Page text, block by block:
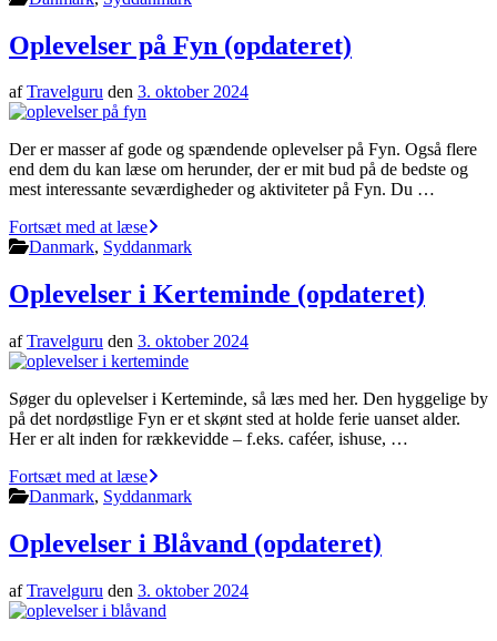
Oplevelser på Fyn (opdateret)
afTravelguru den 3. oktober 2024
Der er masser af gode og spændende oplevelser på Fyn. Også flere
end dem du kan læse om herunder, der er mit bud på de bedste og
mest interessante seværdigheder og aktiviteter på Fyn. Du …
Fortsæt med at læse
Danmark, Syddanmark
Oplevelser i Kerteminde (opdateret)
afTravelguru den 3. oktober 2024
Søger du oplevelser i Kerteminde, så læs med her. Den hyggelige by
på det nordøstlige Fyn er et skønt sted at holde ferie uanset alder.
Her er alt inden for rækkevidde – f.eks. caféer, ishuse, …
Fortsæt med at læse
Danmark, Syddanmark
Oplevelser i Blåvand (opdateret)
afTravelguru den 3. oktober 2024